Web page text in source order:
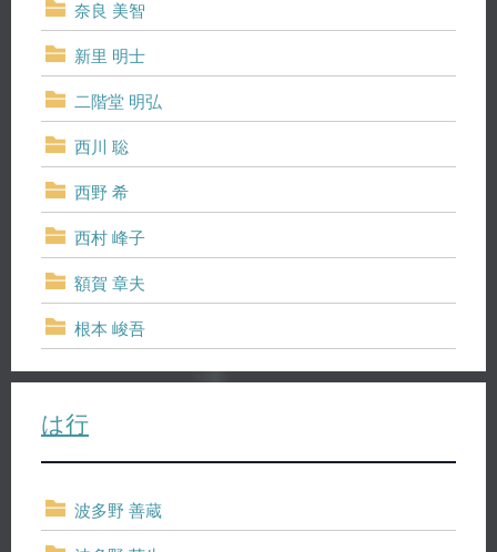
奈良 美智
新里 明士
二階堂 明弘
西川 聡
西野 希
西村 峰子
額賀 章夫
根本 峻吾
は行
波多野 善蔵